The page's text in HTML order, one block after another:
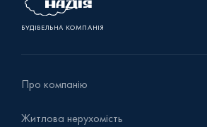
БУДІВЕЛЬНА КОМПАНІЯ
Про компанію
Житлова нерухомість